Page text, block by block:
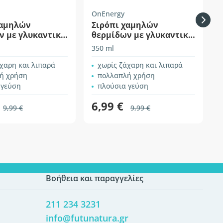
με γλυκαντικά
και λιπαρά
χρήση
9,99 €
OnEnergy
Σιρόπι χαμηλών
θερμίδων με γλυκαντικό
– φράουλα
350 ml
χωρίς ζάχαρη και λιπαρά
πολλαπλή χρήση
πλούσια γεύση
6,99 € 9,99 €
Βοήθεια και παραγγελίες
211 234 3231
info@futunatura.gr